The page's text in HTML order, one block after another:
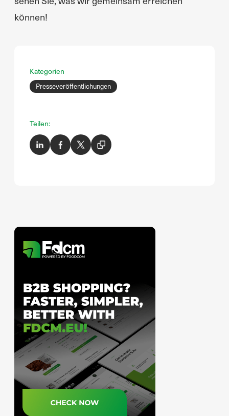
können!
Kategorien
Presseveröffentlichungen
Teilen: